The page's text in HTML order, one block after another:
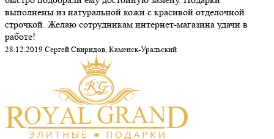
выполнены из натуральной кожи с красивой отделочной
строчкой. Желаю сотрудникам интернет-магазина удачи в
работе!
28.12.2019 Сергей Свиридов, Каменск-Уральский